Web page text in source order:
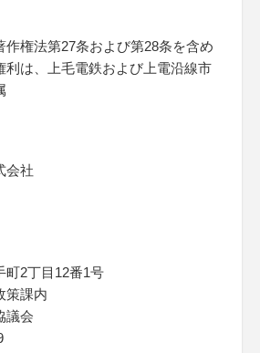
作権法第27条および第28条を含め
利は、上毛電鉄および上電沿線市
会社
町2丁目12番1号
策課内
議会